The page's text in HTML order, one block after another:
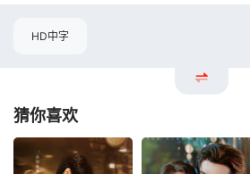
HD中字
猜你喜欢